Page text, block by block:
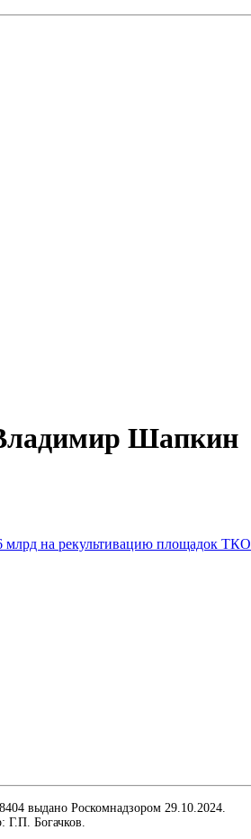
Шапкин
млрд на рекультивацию площадок ТКО
выдано Роскомнадзором 29.10.2024.
Г.П. Богачков.